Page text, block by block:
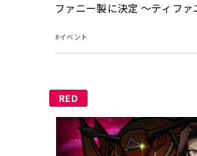
ファニー製に決定 ～ティフ
#イベント
RED